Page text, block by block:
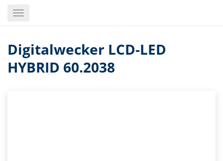
Toggle
Digitalwecker LCD-LED
HYBRID 60.2038